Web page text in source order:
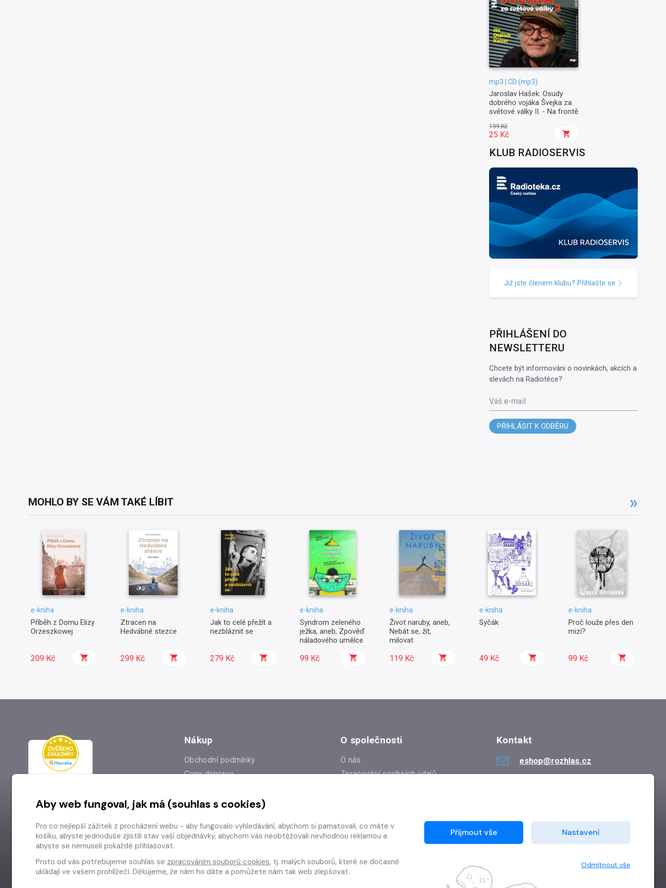
mp3 | CD (mp3)
Jaroslav Hašek: Osudy
dobrého vojáka Švejka za
světové války II. - Na frontě
199 Kč
25 Kč
KLUB RADIOSERVIS
Již jste členem klubu? Přihlašte se
PŘIHLÁŠENÍ DO
NEWSLETTERU
Chcete být informováni o novinkách, akcích a
slevách na Radiotéce?
Váš e-mail
PŘIHLÁSIT K ODBĚRU
MOHLO BY SE VÁM TAKÉ LÍBIT
e-kniha
Příběh z Domu Elizy
Orzeszkowej
209 Kč
e-kniha
Ztracen na
Hedvábné stezce
299 Kč
e-kniha
Jak to celé přežít a
nezbláznit se
279 Kč
e-kniha
Syndrom zeleného
ježka, aneb, Zpověď
náladového umělce
99 Kč
e-kniha
Život naruby, aneb,
Nebát se, žít,
milovat
119 Kč
e-kniha
Syčák
49 Kč
e-kniha
Proč louže přes den
mizí?
99 Kč
Nákup
Obchodní podmínky
Ceny dopravy
Prodejna
Odstoupení od smlouvy
O společnosti
O nás
Zpracování osobních údajů
Kontakt
eshop@rozhlas.cz
Aby web fungoval, jak má (souhlas s cookies)
Pro co nejlepší zážitek z procházení webu - aby fungovalo vyhledávání, abychom si pamatovali, co máte v
košíku, abyste jednoduše zjistili stav vaší objednávky, abychom vás neobtěžovali nevhodnou reklamou a
abyste se nemuseli pokaždé přihlašovat.
Proto od vás potřebujeme souhlas se zpracováním souborů cookies, tj. malých souborů, které se dočasně
ukládají ve vašem prohlížeči. Děkujeme, že nám ho dáte a pomůžete nám tak web zlepšovat.
Přijmout vše Nastavení
Odmítnout vše